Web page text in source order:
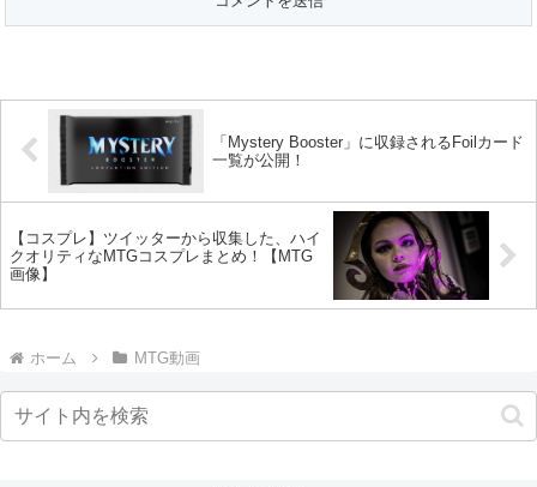
「Mystery Booster」に収録されるFoilカード
一覧が公開！
【コスプレ】ツイッターから収集した、ハイ
クオリティなMTGコスプレまとめ！【MTG
画像】
ホーム MTG動画